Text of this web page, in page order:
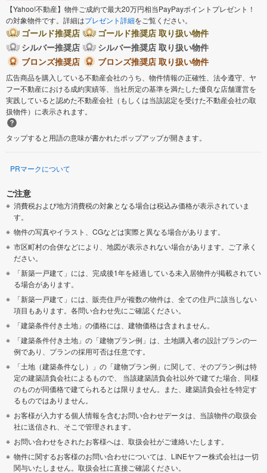
【Yahoo!不動産】物件ご成約で最大20万円相当PayPayポイントプレゼント！
の対象物件です。詳細はプレゼント詳細をご覧ください。
ゴールド推奨店
ゴールド推奨店 取り扱い物件
シルバー推奨店
シルバー推奨店 取り扱い物件
ブロンズ推奨店
ブロンズ推奨店 取り扱い物件
広告商品を購入している不動産会社のうち、物件情報の正確性、法令遵守、ヤ
フー不動産における成約実績等、当社所定の基準を満たした優良な店舗運営を
実践していると認めた不動産会社（もしくは当該認定を受けた不動産会社の取
扱物件）に表示されます。
タップすると用語の意味が書かれたポップアップが開きます。
PRマークについて
ご注意
消費税および地方消費税の対象となる場合は税込み価格が表示されていま
す。
物件の写真やイラスト、CGなどは実際と異なる場合があります。
市区町村の合併などにより、地図が表示されない場合があります。ご了承く
ださい。
「新築一戸建て」には、完成後1年を経過している未入居物件が掲載されてい
る場合があります。
「新築一戸建て」には、販売住戸が複数の物件は、全ての住戸に該当しない
項目もあります。各問い合わせ先にご確認ください。
「建築条件付き土地」の価格には、建物価格は含まれません。
「建築条件付き土地」の「建物プラン例」は、土地購入者の設計プランの一
例であり、プランの採用可否は任意です。
「土地（建築条件なし）」の「建物プラン例」に関して、そのプラン例は特
定の建築請負会社によるもので、 当該建築請負会社以外で建てた場合、同様
のものが同価格で建てられるとは限りません。また、建築請負会社を特定す
るものではありません。
お客様が入力する個人情報を含むお問い合わせデータは、当該物件の取扱会
社に送信され、そこで管理されます。
お問い合わせをされたお客様へは、取扱会社がご連絡いたします。
物件に関するお客様のお問い合わせについては、LINEヤフー株式会社は一切
関与いたしません。取扱会社に直接ご確認ください。